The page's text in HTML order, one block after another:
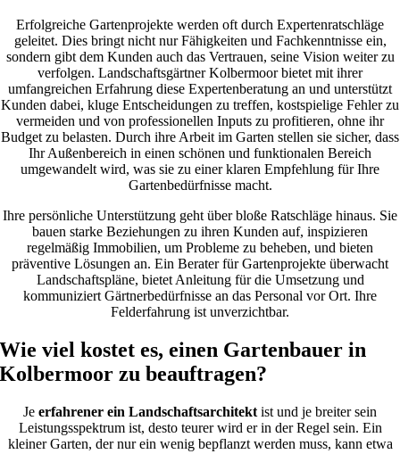
Erfolgreiche Gartenprojekte werden oft durch Expertenratschläge
geleitet. Dies bringt nicht nur Fähigkeiten und Fachkenntnisse ein,
sondern gibt dem Kunden auch das Vertrauen, seine Vision weiter zu
verfolgen. Landschaftsgärtner Kolbermoor bietet mit ihrer
umfangreichen Erfahrung diese Expertenberatung an und unterstützt
Kunden dabei, kluge Entscheidungen zu treffen, kostspielige Fehler zu
vermeiden und von professionellen Inputs zu profitieren, ohne ihr
Budget zu belasten. Durch ihre Arbeit im Garten stellen sie sicher, dass
Ihr Außenbereich in einen schönen und funktionalen Bereich
umgewandelt wird, was sie zu einer klaren Empfehlung für Ihre
Gartenbedürfnisse macht.
Ihre persönliche Unterstützung geht über bloße Ratschläge hinaus. Sie
bauen starke Beziehungen zu ihren Kunden auf, inspizieren
regelmäßig Immobilien, um Probleme zu beheben, und bieten
präventive Lösungen an. Ein Berater für Gartenprojekte überwacht
Landschaftspläne, bietet Anleitung für die Umsetzung und
kommuniziert Gärtnerbedürfnisse an das Personal vor Ort. Ihre
Felderfahrung ist unverzichtbar.
Wie viel kostet es, einen Gartenbauer in
Kolbermoor zu beauftragen?
Je erfahrener ein Landschaftsarchitekt ist und je breiter sein
Leistungsspektrum ist, desto teurer wird er in der Regel sein. Ein
kleiner Garten, der nur ein wenig bepflanzt werden muss, kann etwa